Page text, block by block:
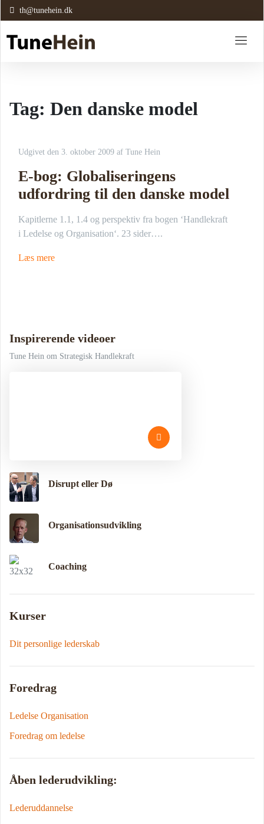
th@tunehein.dk
Tag: Den danske model
Udgivet den 3. oktober 2009 af Tune Hein
E-bog: Globaliseringens
udfordring til den danske model
Kapitlerne 1.1, 1.4 og perspektiv fra bogen ‘Handlekraft
i Ledelse og Organisation‘. 23 sider….
Læs mere
Inspirerende videoer
Tune Hein om Strategisk Handlekraft
Disrupt eller Dø
Organisationsudvikling
Coaching
Kurser
Dit personlige lederskab
Foredrag
Ledelse Organisation
Foredrag om ledelse
Åben lederudvikling:
Lederuddannelse